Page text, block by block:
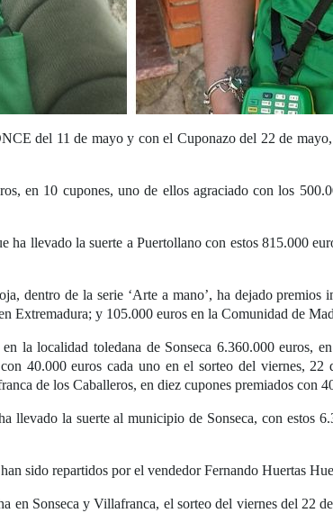
del 11 de mayo y con el Cuponazo del 22 de
en 10 cupones, uno de ellos agraciado con los
llevado la suerte a Puertollano con estos 815.000
dentro de la serie ‘Arte a mano’, ha dejado premios
Extremadura; y 105.000 euros en la Comunidad de
la localidad toledana de Sonseca 6.360.000 euros,
40.000 euros cada uno en el sorteo del viernes,
de los Caballeros, en diez cupones premiados con
llevado la suerte al municipio de Sonseca, con estos
sido repartidos por el vendedor Fernando Huertas
en Sonseca y Villafranca, el sorteo del viernes del 22